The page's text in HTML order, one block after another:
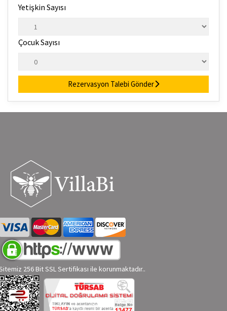
Yetişkin Sayısı
Çocuk Sayısı
Rezervasyon Talebi Gönder
256 Bit SSL Sertifikası ile korunmaktadır..